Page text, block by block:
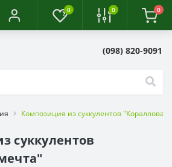
0 0 0
(098) 820-9091
Композиция из суккулентов "Коралловая
суккулентов